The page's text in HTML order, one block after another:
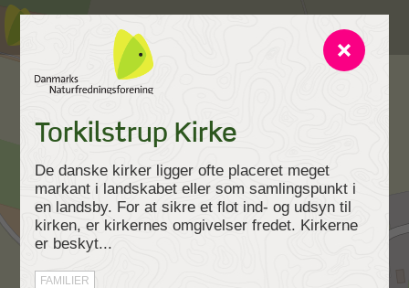
Torkilstrup Kirke
De danske kirker ligger ofte placeret meget
markant i landskabet eller som samlingspunkt i
en landsby. For at sikre et flot ind- og udsyn til
kirken, er kirkernes omgivelser fredet. Kirkerne
er beskyt...
FAMILIER